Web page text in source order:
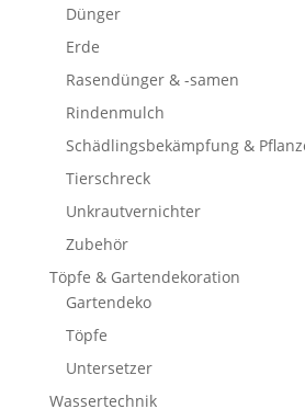
Dünger
Erde
Rasendünger & -samen
Rindenmulch
Schädlingsbekämpfung &
Tierschreck
Unkrautvernichter
Zubehör
Töpfe & Gartendekoration
Gartendeko
Töpfe
Untersetzer
Wassertechnik